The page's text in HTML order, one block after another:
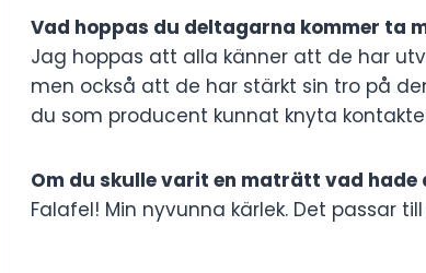
Vad hoppas du deltagarna kommer ta
Jag hoppas att alla känner att de har
men också att de har stärkt sin tro på
du som producent kunnat knyta
Om du skulle varit en maträtt vad
Falafel! Min nyvunna kärlek. Det passar